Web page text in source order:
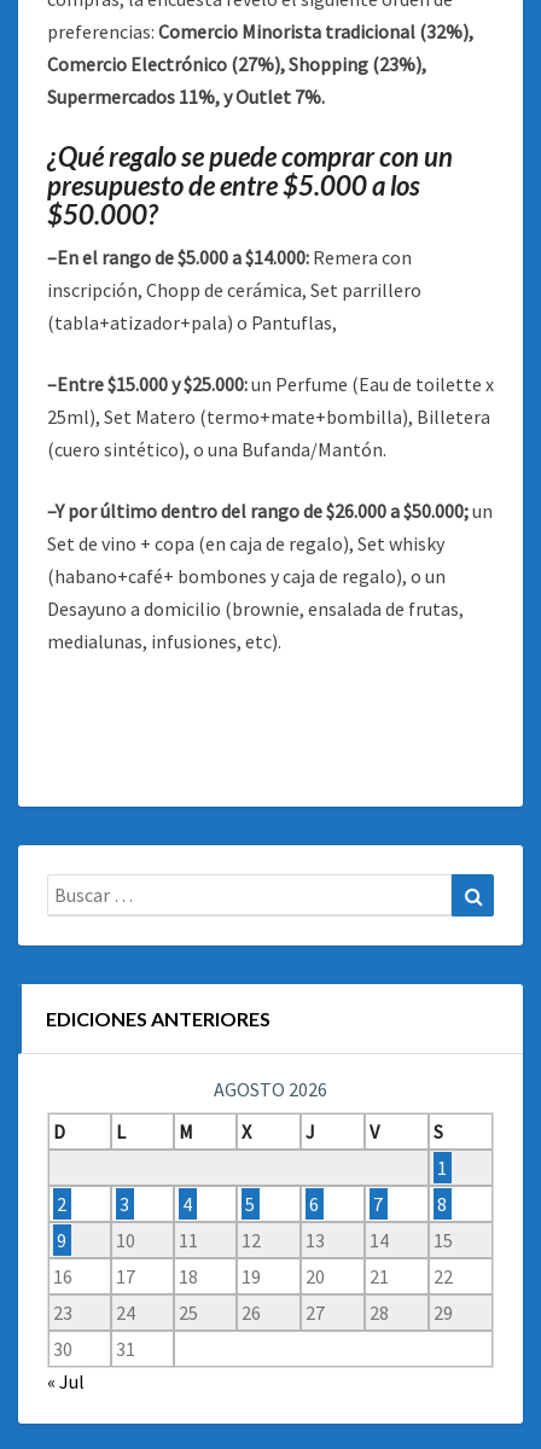
preferencias: Comercio Minorista tradicional (32%),
Comercio Electrónico (27%), Shopping (23%),
Supermercados 11%, y Outlet 7%.
¿Qué regalo se puede comprar con un
presupuesto de entre $5.000 a los
$50.000?
–En el rango de $5.000 a $14.000: Remera con
inscripción, Chopp de cerámica, Set parrillero
(tabla+atizador+pala) o Pantuflas,
–Entre $15.000 y $25.000:un Perfume (Eau de toilette x
25ml), Set Matero (termo+mate+bombilla), Billetera
(cuero sintético), o una Bufanda/Mantón.
–Y por último dentro del rango de $26.000 a $50.000;un
Set de vino + copa (en caja de regalo), Set whisky
(habano+café+ bombones y caja de regalo), o un
Desayuno a domicilio (brownie, ensalada de frutas,
medialunas, infusiones, etc).
Buscar:
EDICIONES ANTERIORES
AGOSTO 2026
D
L M X J V
S
1
2
3 4 5 6 7
8
9
10 11 12 13 14
15
16
17 18 19 20 21
22
23
24 25 26 27 28
29
30
31
« Jul